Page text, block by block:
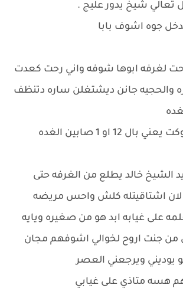
شيخ يدور عليج .
جوه اشوف بابا
لغرفه ابوها شوفه واني رحت كعدت
والحجيه جانن ديشتغلن ساره دتنظف
12 او 1 صابين الغده
الشيخ خالد يطلع من الغرفه حتى
لان اشتاقيتله كلش واحس مريضه
على غيابه ابد هو من صغيره ويايه
من جنت اروح لخوالي اشوفهم مجان
يوديني ويرجعني العصر
هسه متاذي على غيابي